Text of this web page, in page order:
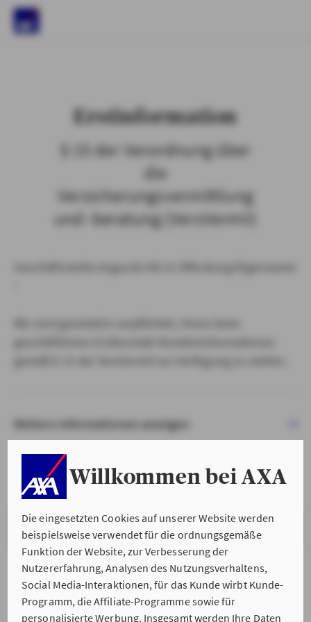
Willkommen bei AXA
Die eingesetzten Cookies auf unserer Website werden
beispielsweise verwendet für die ordnungsgemäße
Funktion der Website, zur Verbesserung der
Nutzererfahrung, Analysen des Nutzungsverhaltens,
Social Media-Interaktionen, für das Kunde wirbt Kunde-
Programm, die Affiliate-Programme sowie für
personalisierte Werbung. Insgesamt werden Ihre Daten
Erstinformation
§ 15 der Verordnung über
die
Versicherungsvermittlung
und -beratung (VersVermV)
Weitere Informationen anzeigen
VERSTANDEN & WEITER